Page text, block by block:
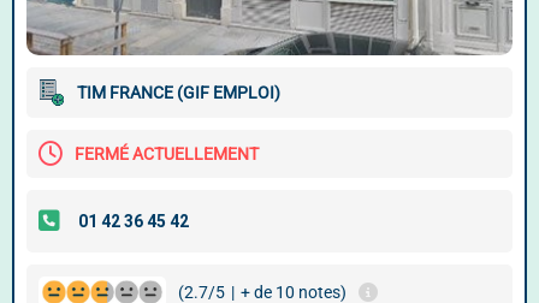
TIM FRANCE (GIF EMPLOI)
FERMÉ ACTUELLEMENT
(2.7/5 | + de 10 notes)